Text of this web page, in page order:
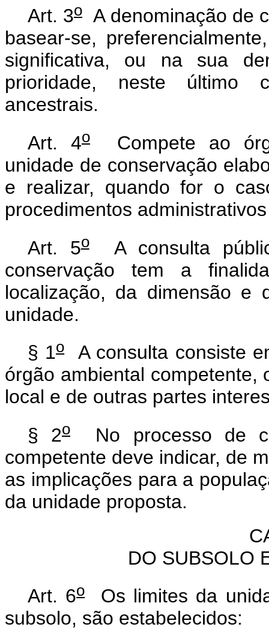
Art. 3o A denominação de
basear-se,
significativa, ou na sua
prioridade, neste último
ancestrais.
Art. 4o
Compete ao
unidade de conservação
e realizar, quando for o
procedimentos
Art. 5oA consulta
conservação tem a
localização, da dimensão e
unidade.
§ 1oA consulta consiste
órgão ambiental competente,
local e de outras partes
§ 2o
No processo de
competente deve indicar, de
as implicações para a
da unidade proposta.
DO SUBSOLO
Art. 6o
Os limites da
subsolo, são estabelecidos: